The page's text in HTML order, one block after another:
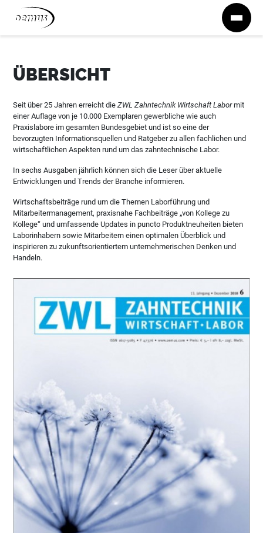
Zum Inhalt springen
ÜBERSICHT
Seit über 25 Jahren erreicht dieZWL Zahntechnik Wirtschaft Labormit
einer Auflage von je 10.000 Exemplaren gewerbliche wie auch
Praxislabore im gesamten Bundesgebiet und ist so eine der
bevorzugten Informationsquellen und Ratgeber zu allen fachlichen und
wirtschaftlichen Aspekten rund um das zahntechnische Labor.
In sechs Ausgaben jährlich können sich die Leser über aktuelle
Entwicklungen und Trends der Branche informieren.
Wirtschaftsbeiträge rund um die Themen Laborführung und
Mitarbeitermanagement, praxisnahe Fachbeiträge „von Kollege zu
Kollege“ und umfassende Updates in puncto Produktneuheiten bieten
Laborinhabern sowie Mitarbeitern einen optimalen Überblick und
inspirieren zu zukunftsorientiertem unternehmerischen Denken und
Handeln.